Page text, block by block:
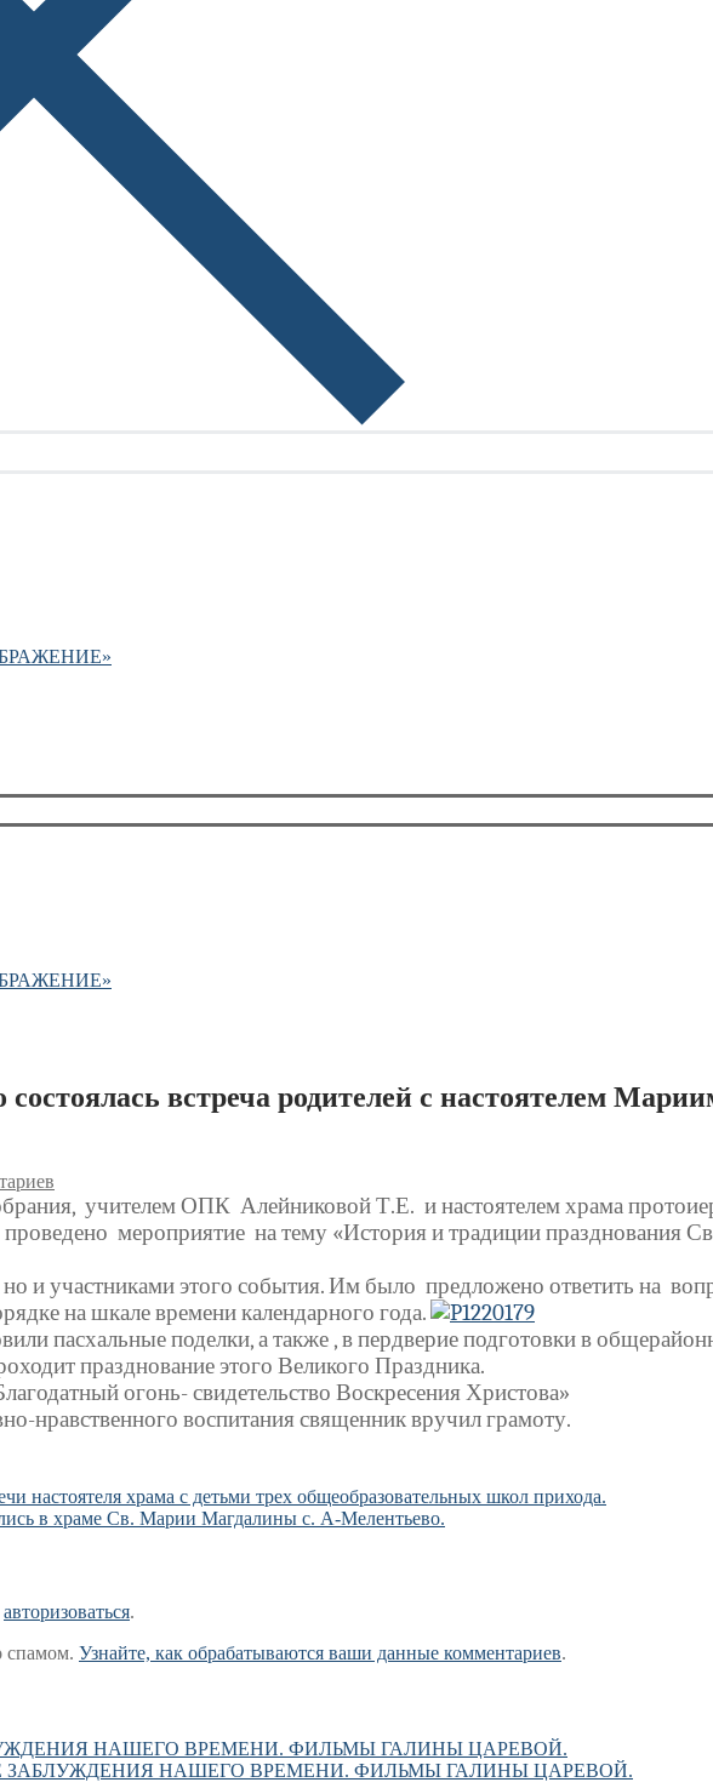
встреча родителей с настоятелем
учителем ОПК Алейниковой Т.Е. и настоятелем храма
мероприятие на тему «История и традиции празднования
но и участниками этого события. Им было предложено ответить на
на шкале времени календарного года.
пасхальные поделки, а также , в пердверие подготовки в
празднование этого Великого Праздника.
огонь- свидетельство Воскресения Христова»
нравственного воспитания священник вручил грамоту.
настоятеля храма с детьми трех общеобразовательных школ прихода.
в храме Св. Марии Магдалины с. А-Мелентьево.
авторизоваться.
спамом. Узнайте, как обрабатываются ваши данные комментариев.
НАШЕГО ВРЕМЕНИ. ФИЛЬМЫ ГАЛИНЫ ЦАРЕВОЙ.
ЗАБЛУЖДЕНИЯ НАШЕГО ВРЕМЕНИ. ФИЛЬМЫ ГАЛИНЫ ЦАРЕВОЙ.